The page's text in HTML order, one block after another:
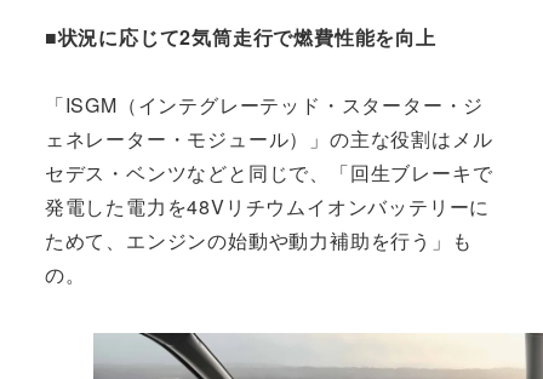
■状況に応じて2気筒走行で燃費性能を向上
「ISGM（インテグレーテッド・スターター・ジ
ェネレーター・モジュール）」の主な役割はメル
セデス・ベンツなどと同じで、「回生ブレーキで
発電した電力を48Vリチウムイオンバッテリーに
ためて、エンジンの始動や動力補助を行う」も
の。